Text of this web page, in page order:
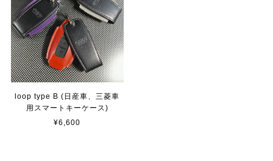
loop type B (日産車、三菱車
用スマートキーケース)
¥6,600